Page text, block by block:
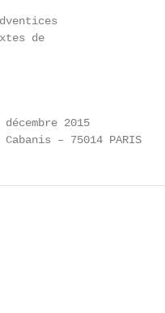
de
décembre 2015
Cabanis – 75014 PARIS